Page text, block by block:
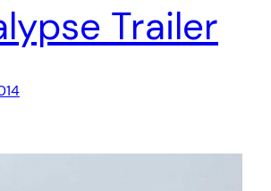
Trailer